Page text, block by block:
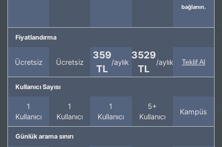
bağlanın.
Fiyatlandırma
Ücretsiz Ücretsiz
359
TL
/aylık
3529
TL
/aylık Teklif Al
Kullanıcı Sayısı
1
Kullanıcı
1
Kullanıcı
1
Kullanıcı
5+
Kullanıcı
Kampüs
Günlük arama sınırı